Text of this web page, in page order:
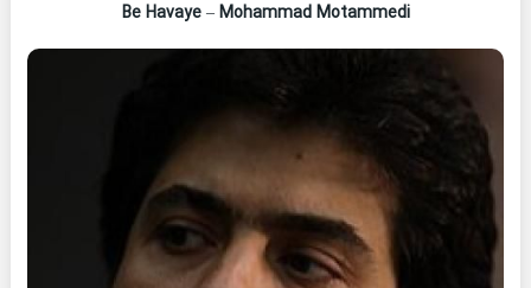
Be Havaye– Mohammad Motammedi